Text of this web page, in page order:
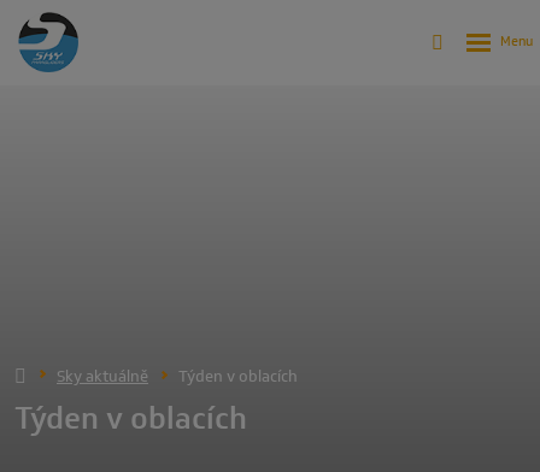
Sky aktuálně Týden v oblacích
Týden v oblacích